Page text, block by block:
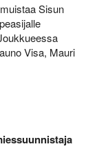
Sisun
Visa, Mauri